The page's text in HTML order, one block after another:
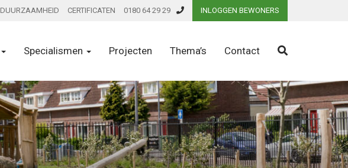
DUURZAAMHEID CERTIFICATEN 0180 64 29 29 INLOGGEN BEWONERS
Specialismen Projecten Thema’s Contact